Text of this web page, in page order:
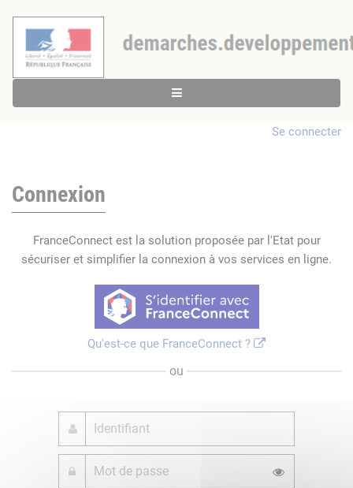
Se connecter
Connexion
FranceConnect est la solution proposée par l'Etat pour
sécuriser et simplifier la connexion à vos services en ligne.
Qu'est-ce que FranceConnect ?
ou